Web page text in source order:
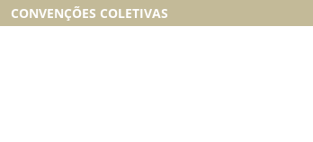
CONVENÇÕES COLETIVAS